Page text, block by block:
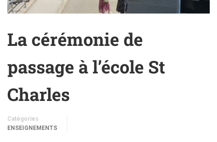
La cérémonie de
passage à l’école St
Charles
Catégories
ENSEIGNEMENTS